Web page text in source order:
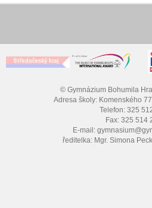
© Gymnázium Bohumila
Adresa školy: Komenského
Telefon: 325
Fax: 325 514
E-mail:
ředitelka: Mgr. Simona